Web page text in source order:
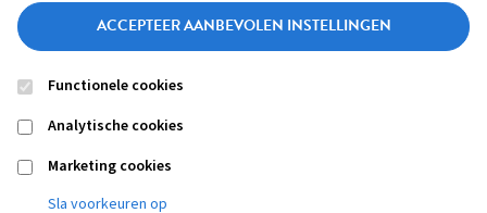
Footer
navigation
ACCEPTEER AANBEVOLEN INSTELLINGEN
Functionele cookies
Analytische cookies
Marketing cookies
Sla voorkeuren op